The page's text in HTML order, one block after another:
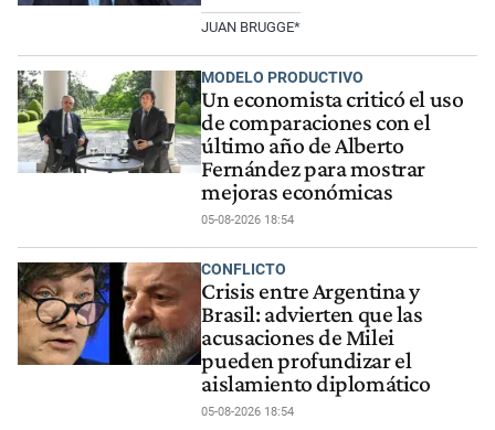
JUAN BRUGGE*
MODELO PRODUCTIVO
Un economista criticó el uso
de comparaciones con el
último año de Alberto
Fernández para mostrar
mejoras económicas
05-08-2026 18:54
CONFLICTO
Crisis entre Argentina y
Brasil: advierten que las
acusaciones de Milei
pueden profundizar el
aislamiento diplomático
05-08-2026 18:54